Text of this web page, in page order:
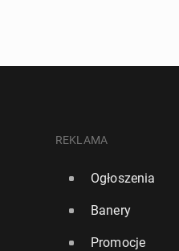
REKLAMA
Ogłoszenia
Banery
Promocje